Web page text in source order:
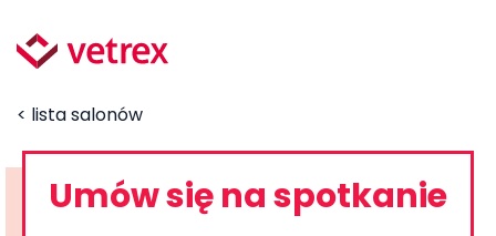
< lista salonów
Umów się na spotkanie